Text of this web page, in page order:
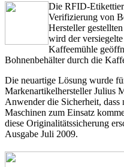
Die RFID-
Verifizierung von
Hersteller
wird der
Kaffeemühle
Bohnenbehälter durch die
Die neuartige Lösung wurde
Markenartikelhersteller Julius
Anwender die Sicherheit, dass
Maschinen zum Einsatz
diese Originalitätssicherung
Ausgabe Juli 2009.